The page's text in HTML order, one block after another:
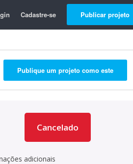
Cadastre-se Publicar projeto
Publique um projeto como este
Cancelado
adicionais